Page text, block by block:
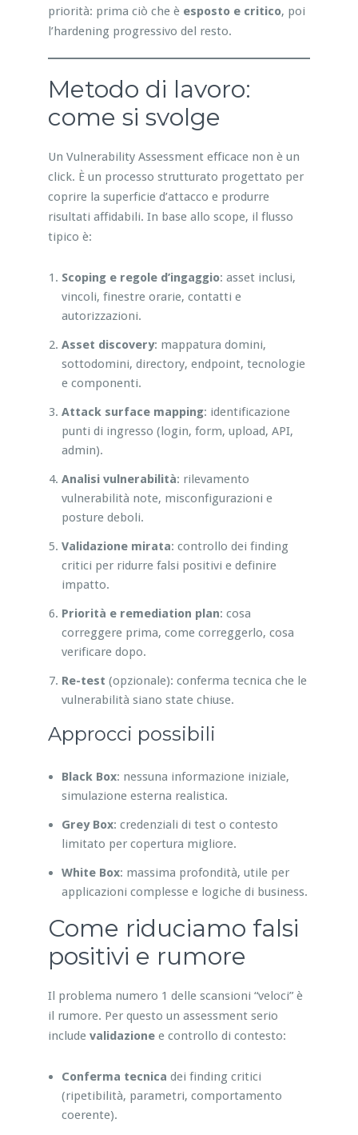
priorità: prima ciò che è esposto e critico, poi
l’hardening progressivo del resto.
Metodo di lavoro:
come si svolge
Un Vulnerability Assessment efficace non è un
click. È un processo strutturato progettato per
coprire la superficie d’attacco e produrre
risultati affidabili. In base allo scope, il flusso
tipico è:
Scoping e regole d’ingaggio: asset inclusi,
vincoli, finestre orarie, contatti e
autorizzazioni.
Asset discovery: mappatura domini,
sottodomini, directory, endpoint, tecnologie
e componenti.
Attack surface mapping: identificazione
punti di ingresso (login, form, upload, API,
admin).
Analisi vulnerabilità: rilevamento
vulnerabilità note, misconfigurazioni e
posture deboli.
Validazione mirata: controllo dei finding
critici per ridurre falsi positivi e definire
impatto.
Priorità e remediation plan: cosa
correggere prima, come correggerlo, cosa
verificare dopo.
Re-test (opzionale): conferma tecnica che le
vulnerabilità siano state chiuse.
Approcci possibili
Black Box: nessuna informazione iniziale,
simulazione esterna realistica.
Grey Box: credenziali di test o contesto
limitato per copertura migliore.
White Box: massima profondità, utile per
applicazioni complesse e logiche di business.
Come riduciamo falsi
positivi e rumore
Il problema numero 1 delle scansioni “veloci” è
il rumore. Per questo un assessment serio
include validazionee controllo di contesto:
Conferma tecnica dei finding critici
(ripetibilità, parametri, comportamento
coerente).